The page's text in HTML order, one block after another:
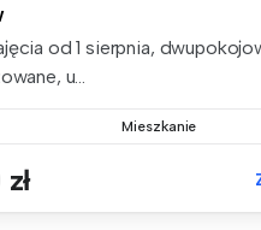
od 1 sierpnia,
u...
Mieszkanie